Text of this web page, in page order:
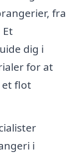
fra
dig i
for at
et flot
i